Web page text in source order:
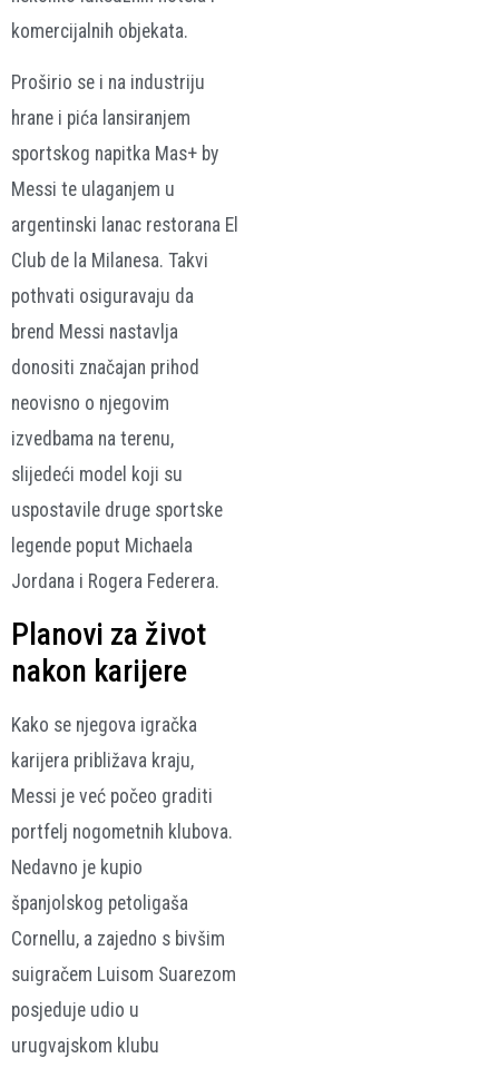
komercijalnih objekata.
Proširio se i na industriju
hrane i pića lansiranjem
sportskog napitka Mas+ by
Messi te ulaganjem u
argentinski lanac restorana El
Club de la Milanesa. Takvi
pothvati osiguravaju da
brend Messi nastavlja
donositi značajan prihod
neovisno o njegovim
izvedbama na terenu,
slijedeći model koji su
uspostavile druge sportske
legende poput Michaela
Jordana i Rogera Federera.
Planovi za život
nakon karijere
Kako se njegova igračka
karijera približava kraju,
Messi je već počeo graditi
portfelj nogometnih klubova.
Nedavno je kupio
španjolskog petoligaša
Cornellu, a zajedno s bivšim
suigračem Luisom Suarezom
posjeduje udio u
urugvajskom klubu